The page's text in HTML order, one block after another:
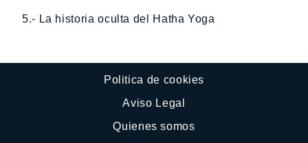
5.- La historia oculta del Hatha Yoga
Politica de cookies
Aviso Legal
Quienes somos